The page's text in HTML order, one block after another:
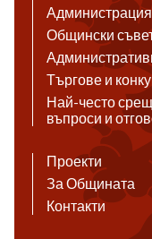
Администрация
Общински
Търгове и
Най-често
въпроси и
Проекти
За Общината
Контакти